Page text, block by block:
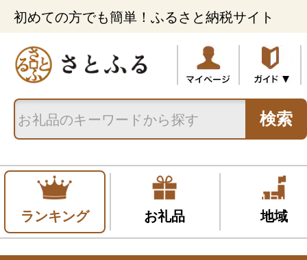
初めての方でも簡単！ふるさと納税サイト
検索
ランキング お礼品 地域